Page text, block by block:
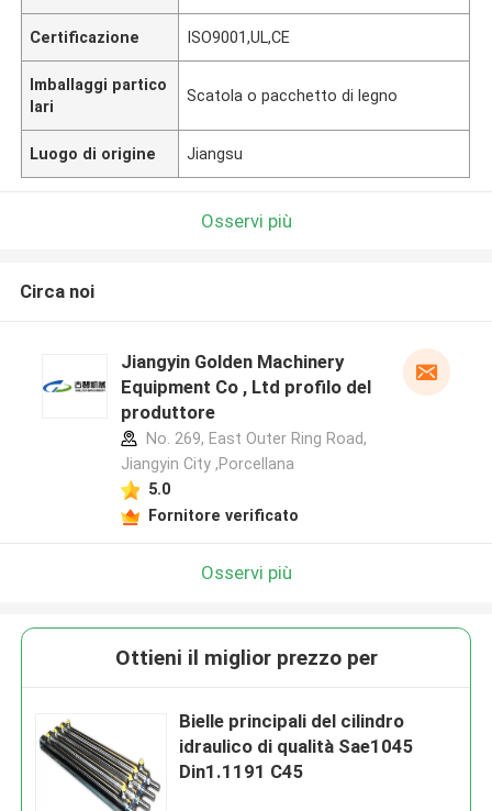
Certificazione ISO9001,UL,CE
Imballaggi partico
lari
Scatola o pacchetto di legno
Luogo di origine Jiangsu
Osservi più
Circa noi
Jiangyin Golden Machinery
Equipment Co , Ltd profilo del
produttore
No. 269, East Outer Ring Road,
Jiangyin City ,Porcellana
5.0
Fornitore verificato
Osservi più
Ottieni il miglior prezzo per
Bielle principali del cilindro
idraulico di qualità Sae1045
Din1.1191 C45